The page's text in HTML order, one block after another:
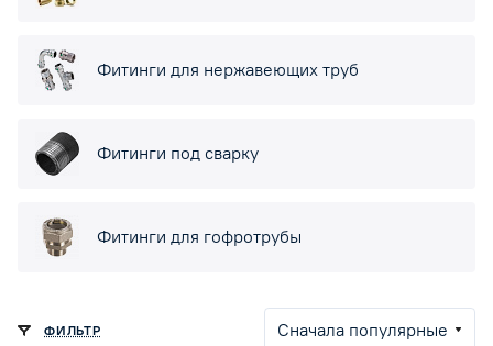
Фитинги для нержавеющих труб
Фитинги под сварку
Фитинги для гофротрубы
ФИЛЬТР Сначала популярные